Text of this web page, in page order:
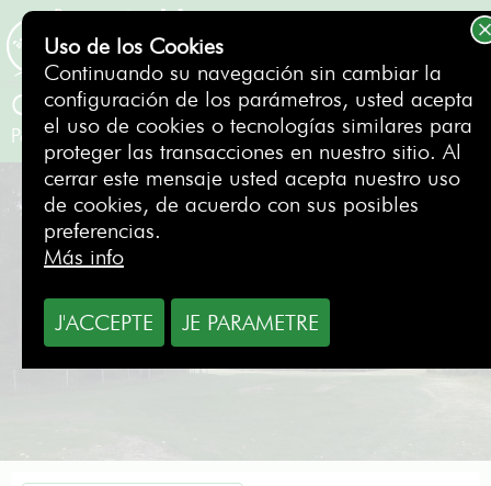
RESERVAR
Golf Blue Green Guerville
Paris OESTE - Saint Germain- Francia
Uso de los Cookies
Continuando su navegación sin cambiar la
configuración de los parámetros, usted acepta
el uso de cookies o tecnologías similares para
proteger las transacciones en nuestro sitio. Al
cerrar este mensaje usted acepta nuestro uso
de cookies, de acuerdo con sus posibles
preferencias.
Más info
J'ACCEPTE JE PARAMETRE